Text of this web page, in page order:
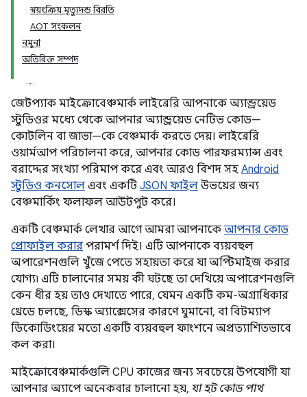
স্বয়ংক্রিয় মৃত্যুদন্ড বিরতি
AOT সংকলন
নমুনা
অতিরিক্ত সম্পদ
জেটপ্যাক মাইক্রোবেঞ্চমার্ক লাইব্রেরি আপনাকে অ্যান্ড্রয়েড
স্টুডিওর মধ্যে থেকে আপনার অ্যান্ড্রয়েড নেটিভ কোড—
কোটলিন বা জাভা—কে বেঞ্চমার্ক করতে দেয়। লাইব্রেরি
ওয়ার্মআপ পরিচালনা করে, আপনার কোড পারফরম্যান্স এবং
বরাদ্দের সংখ্যা পরিমাপ করে এবং আরও বিশদ সহ Android
স্টুডিও কনসোল এবং একটি JSON ফাইল উভয়ের জন্য
বেঞ্চমার্কিং ফলাফল আউটপুট করে।
একটি বেঞ্চমার্ক লেখার আগে আমরা আপনাকে আপনার কোড
প্রোফাইল করার পরামর্শ দিই। এটি আপনাকে ব্যয়বহুল
অপারেশনগুলি খুঁজে পেতে সহায়তা করে যা অপ্টিমাইজ করার
যোগ্য৷ এটি চালানোর সময় কী ঘটছে তা দেখিয়ে অপারেশনগুলি
কেন ধীর হয় তাও দেখাতে পারে, যেমন একটি কম-অগ্রাধিকার
থ্রেডে চলছে, ডিস্ক অ্যাক্সেসের কারণে ঘুমানো, বা বিটম্যাপ
ডিকোডিংয়ের মতো একটি ব্যয়বহুল ফাংশনে অপ্রত্যাশিতভাবে
কল করা।
মাইক্রোবেঞ্চমার্কগুলি CPU কাজের জন্য সবচেয়ে উপযোগী যা
আপনার অ্যাপে অনেকবার চালানো হয়, যা হট কোড পাথ